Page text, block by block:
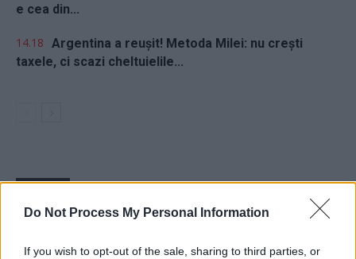
Do Not Process My Personal Information
If you wish to opt-out of the sale, sharing to third parties, or
e cea din...
14.18 Argentina a reușit! Metoda Milei: nu crești
taxele, ci scazi cheltuielile...
Ce partid ați vota dacă alegerile parlamentare ar avea